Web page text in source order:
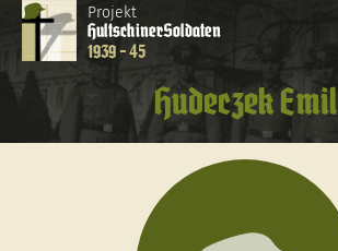
Projekt
HultschinerSoldaten
1939 - 45
Hudeczek Emil